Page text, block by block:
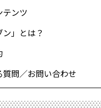
テンツ
ン」とは？
質問／お問い合わせ